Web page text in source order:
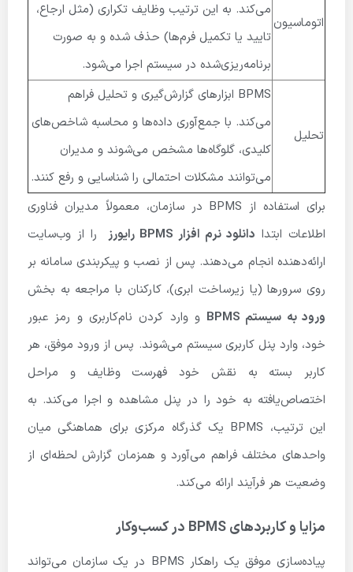
اتوماسیون
می‌کند. به این ترتیب وظایف تکراری (مثل ارجاع،
تایید یا تکمیل فرم‌ها) حذف شده و به صورت
برنامه‌ریزی‌شده در سیستم اجرا می‌شود.
تحلیل
BPMS ابزارهای گزارش‌گیری و تحلیل فراهم
می‌کند. با جمع‌آوری داده‌ها و محاسبه شاخص‌های
کلیدی، گلوگاه‌ها مشخص می‌شوند و مدیران
می‌توانند مشکلات احتمالی را شناسایی و رفع کنند.
برای استفاده از BPMS در سازمان، معمولاً مدیران فناوری
اطلاعات ابتدا دانلود نرم افزار BPMS رایورز
را از وب‌سایت
ارائه‌دهنده انجام می‌دهند. پس از نصب و پیکربندی سامانه بر
روی سرورها (یا زیرساخت ابری)، کارکنان با مراجعه به بخش
ورود به سیستم BPMS
و وارد کردن نام‌کاربری و رمز عبور
خود، وارد پنل کاربری سیستم می‌شوند. پس از ورود موفق، هر
کاربر بسته به نقش خود فهرست وظایف و مراحل
اختصاص‌یافته به خود را در پنل مشاهده و اجرا می‌کند. به
این ترتیب، BPMS یک گذرگاه مرکزی برای هماهنگی میان
واحدهای مختلف فراهم می‌آورد و همزمان گزارش لحظه‌ای از
وضعیت هر فرآیند ارائه می‌کند.
مزایا و کاربردهای BPMS در کسب‌وکار
پیاده‌سازی موفق یک راهکار BPMS در یک سازمان می‌تواند